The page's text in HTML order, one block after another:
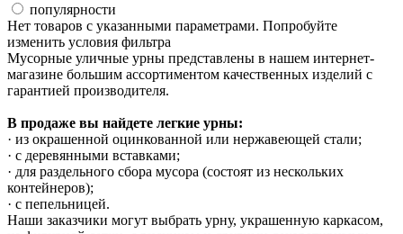
популярности
Нет товаров с указанными параметрами. Попробуйте
изменить условия фильтра
Мусорные уличные урны представлены в нашем интернет-
магазине большим ассортиментом качественных изделий с
гарантией производителя.
В продаже вы найдете легкие урны:
· из окрашенной оцинкованной или нержавеющей стали;
· с деревянными вставками;
· для раздельного сбора мусора (состоят из нескольких
контейнеров);
· с пепельницей.
Наши заказчики могут выбрать урну, украшенную каркасом,